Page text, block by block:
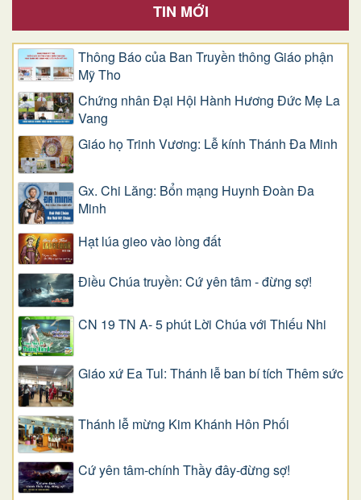
TIN MỚI
Thông Báo của Ban Truyền thông Giáo phận
Mỹ Tho
Chứng nhân Đại Hội Hành Hương Đức Mẹ La
Vang
Giáo họ Trinh Vương: Lễ kính Thánh Đa Minh
Gx. Chi Lăng: Bổn mạng Huynh Đoàn Đa
Minh
Hạt lúa gieo vào lòng đất
Điều Chúa truyền: Cứ yên tâm - đừng sợ!
CN 19 TN A- 5 phút Lời Chúa với Thiếu Nhi
Giáo xứ Ea Tul: Thánh lễ ban bí tích Thêm sức
Thánh lễ mừng Kim Khánh Hôn Phối
Cứ yên tâm-chính Thầy đây-đừng sợ!